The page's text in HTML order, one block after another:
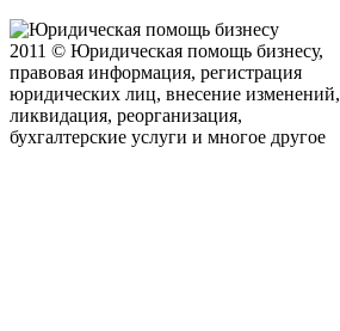
2011 © Юридическая помощь бизнесу,
правовая информация, регистрация
юридических лиц, внесение изменений,
ликвидация, реорганизация,
бухгалтерские услуги и многое другое